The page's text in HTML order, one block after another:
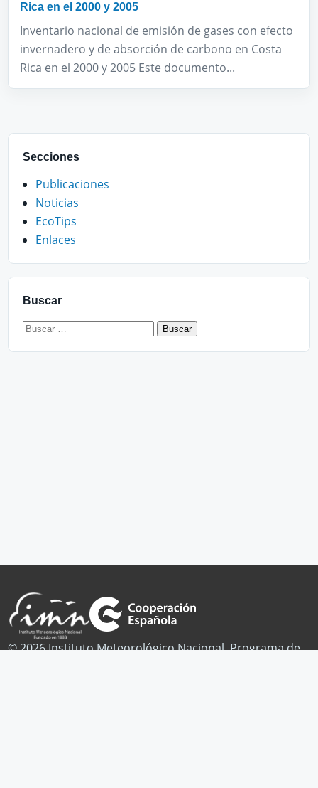
Rica en el 2000 y 2005
Inventario nacional de emisión de gases con efecto
invernadero y de absorción de carbono en Costa
Rica en el 2000 y 2005 Este documento...
Secciones
Publicaciones
Noticias
EcoTips
Enlaces
Buscar
Buscar:
© 2026 Instituto Meteorológico Nacional. Programa de